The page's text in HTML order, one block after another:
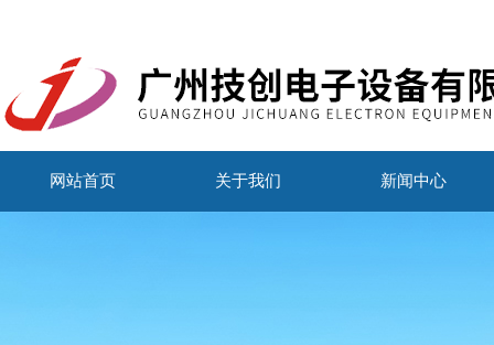
网站首页 关于我们 新闻中心